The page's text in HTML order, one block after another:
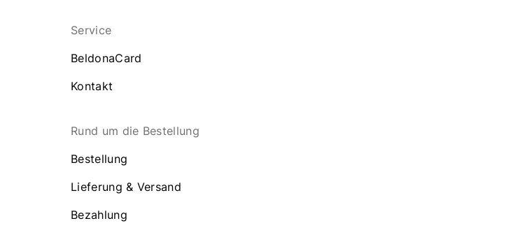
Service
BeldonaCard
Kontakt
Rund um die Bestellung
Bestellung
Lieferung & Versand
Bezahlung